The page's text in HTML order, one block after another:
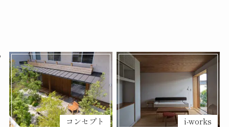
コンセプト i-works